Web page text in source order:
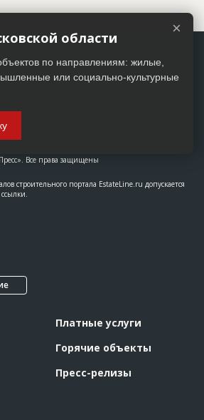
Все права защищены
строительного портала EstateLine.ru допускается
Платные услуги
Горячие объекты
Пресс-релизы
×
области
по направлениям: жилые,
или социально-культурные